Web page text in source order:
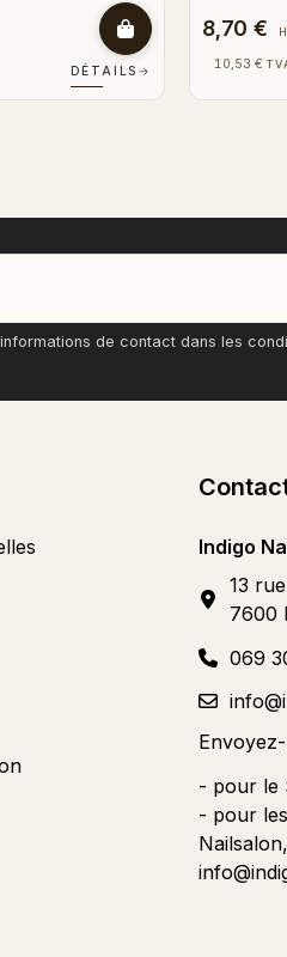
DÉTAILS →
8,70 €
10,53 €
de contact dans les
Indigo
13
7600
069
- pour le
- pour